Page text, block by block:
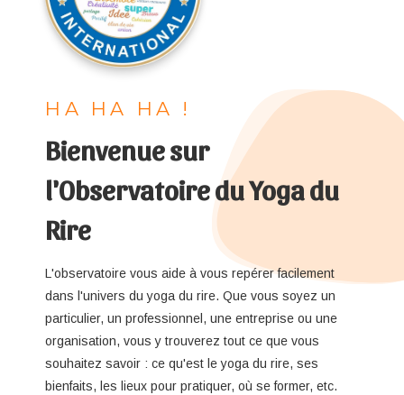
HA HA HA !
Bienvenue sur
l'Observatoire du Yoga du
Rire
L'observatoire vous aide à vous repérer facilement
dans l'univers du yoga du rire. Que vous soyez un
particulier, un professionnel, une entreprise ou une
organisation, vous y trouverez tout ce que vous
souhaitez savoir : ce qu'est le yoga du rire, ses
bienfaits, les lieux pour pratiquer, où se former, etc.